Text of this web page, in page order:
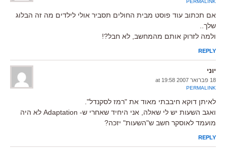
PERMALINK
אם תכתוב עוד פוסט מבית החולים תסביר אולי לילדים מה זה הבלוג
שלך..
ולמה לזרוק אותם מהמחשב, לא חבל?!
REPLY
יוני
18 פברואר 2007 at 19:58
PERMALINK
לאיתן דוקא חיבבתי מאוד את "רמז לסקנדל".
ואגב השעות יש לי שאלה, אני היחיד שאחרי ש- Adaptation לא היה
מועמד לאוסקר חשב ש"השעות" יזכה?
REPLY